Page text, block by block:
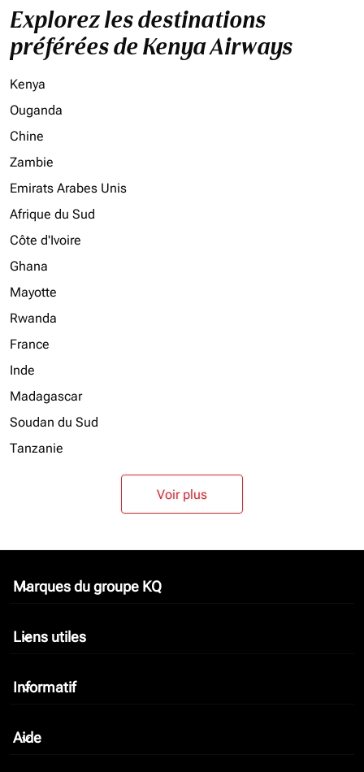
Explorez les destinations
préférées de Kenya Airways
Kenya
Ouganda
Chine
Zambie
Emirats Arabes Unis
Afrique du Sud
Côte d'Ivoire
Ghana
Mayotte
Rwanda
France
Inde
Madagascar
Soudan du Sud
Tanzanie
Voir plus
Marques du groupe KQ
keyboard_arrow_down
Liens utiles
keyboard_arrow_down
Informatif
keyboard_arrow_down
Aide
keyboard_arrow_down